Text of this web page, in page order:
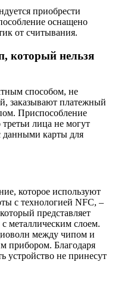
приобрести
оснащено
от считывания.
который нельзя
способом, не
заказывают платежный
Приспособление
третьи лица не могут
данными карты для
которое используют
с технологией NFC, –
представляет
металлическим слоем.
между чипом и
прибором. Благодаря
устройство не принесут